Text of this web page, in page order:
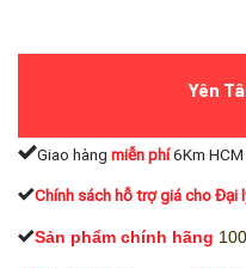
Yên
Giao hàng miễn phí6Km
Chính sách hỗ trợ giá cho Đại
Sản phẩm chính hãng